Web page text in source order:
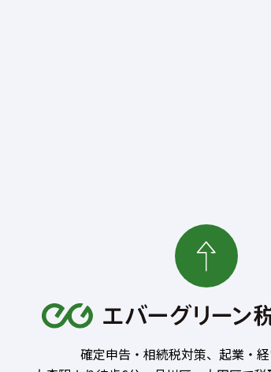
確定申告・相続税対策、起業・